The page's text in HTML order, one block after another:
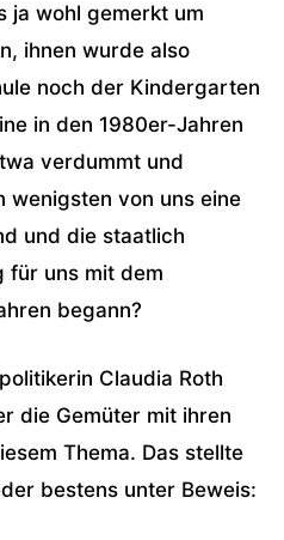
ja wohl gemerkt um
ihnen wurde also
noch der Kindergarten
in den 1980er-Jahren
verdummt und
wenigsten von uns eine
und die staatlich
für uns mit dem
begann?
Claudia Roth
die Gemüter mit ihren
Thema. Das stellte
bestens unter Beweis: